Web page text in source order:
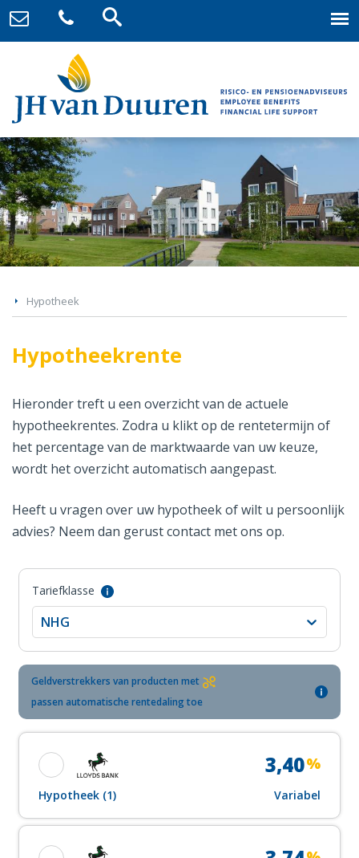
Hypotheek
Hypotheekrente
Hieronder treft u een overzicht van de actuele
hypotheekrentes. Zodra u klikt op de rentetermijn of
het percentage van de marktwaarde van uw keuze,
wordt het overzicht automatisch aangepast.
Heeft u vragen over uw hypotheek of wilt u persoonlijk
advies? Neem dan gerust contact met ons op.